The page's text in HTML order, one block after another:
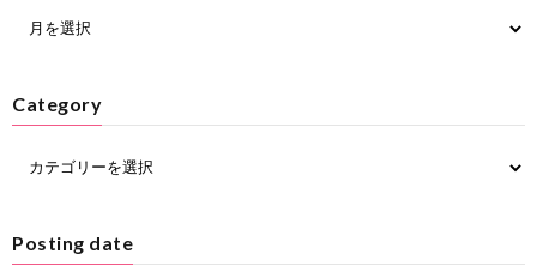
Category
Posting date